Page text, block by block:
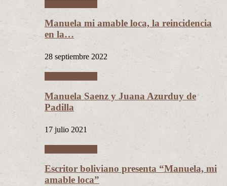
Manuela mi amable loca, la reincidencia
en la…
28 septiembre 2022
Manuela Saenz y Juana Azurduy de
Padilla
17 julio 2021
Escritor boliviano presenta “Manuela, mi
amable loca”